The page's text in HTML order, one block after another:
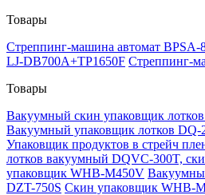
Товары
Стреппинг-машина автомат BPSA-
LJ-DB700A+TP1650F Стреппинг-
Товары
Вакуумный скин упаковщик
Вакуумный упаковщик лотков
Упаковщик продуктов в стрейч
лотков вакуумный DQVC-300T,
упаковщик WHB-M450V
DZT-750S Скин упаковщик WHB-